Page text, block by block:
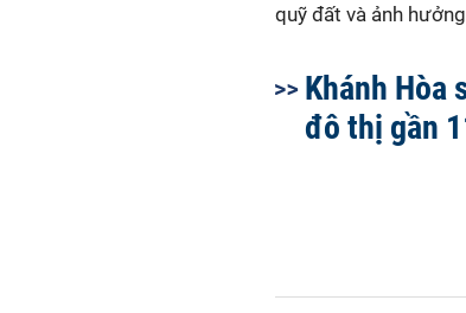
quỹ đất và ảnh
Khánh Hòa
đô thị gần